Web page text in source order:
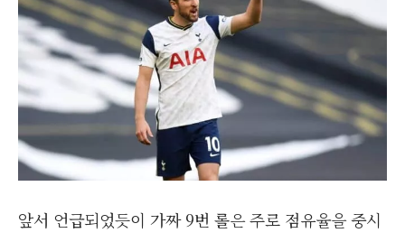
앞서 언급되었듯이 가짜 9번 롤은 주로 점유율을 중시